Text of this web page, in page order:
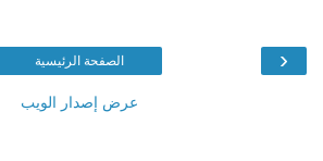
‹ الصفحة الرئيسية
عرض إصدار الويب